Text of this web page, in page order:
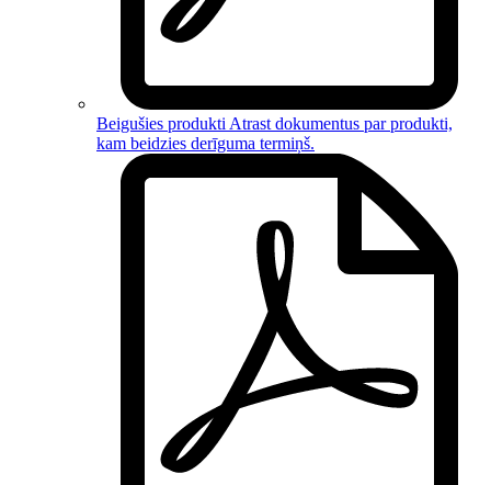
Beigušies produkti Atrast dokumentus parprodukti,
kam beidzies derīguma termiņš.